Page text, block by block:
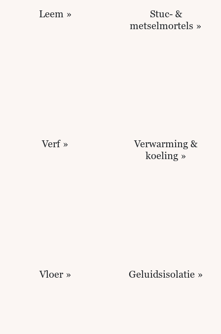
Leem »
Stuc- &
metselmortels »
Verf »
Verwarming &
koeling »
Vloer » Geluidsisolatie »